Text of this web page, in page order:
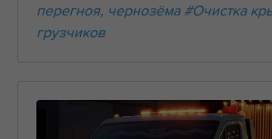
перегноя, чернозёма #Очистка
грузчиков